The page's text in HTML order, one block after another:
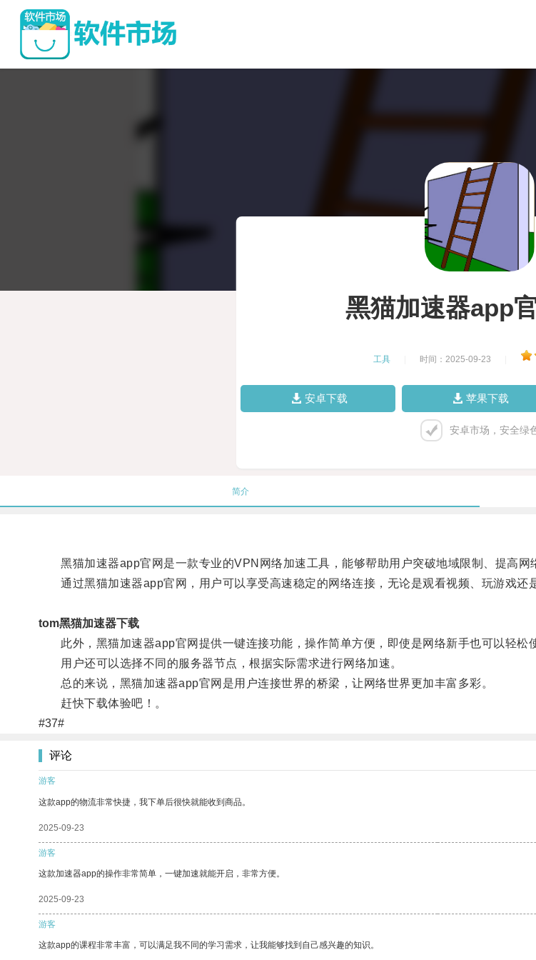
黑猫加速器app
工具 时间：2025-09-23
安卓下载 苹果下载
安卓市场，安全绿
简介
黑猫加速器app官网是一款专业的VPN网络加速工具，能够帮助用户突破地域限制、提高网
通过黑猫加速器app官网，用户可以享受高速稳定的网络连接，无论是观看视频、玩游戏还
tom黑猫加速器下载
此外，黑猫加速器app官网提供一键连接功能，操作简单方便，即使是网络新手也可以轻松
用户还可以选择不同的服务器节点，根据实际需求进行网络加速。
总的来说，黑猫加速器app官网是用户连接世界的桥梁，让网络世界更加丰富多彩。
赶快下载体验吧！。
#37#
评论
游客
这款app的物流非常快捷，我下单后很快就能收到商品。
2025-09-23
游客
这款加速器app的操作非常简单，一键加速就能开启，非常方便。
2025-09-23
游客
这款app的课程非常丰富，可以满足我不同的学习需求，让我能够找到自己感兴趣的知识。